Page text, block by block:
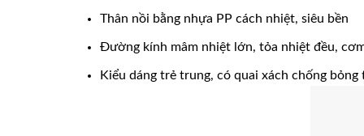
Thân nồi bằng nhựa PP cách nhiệt, siêu bền
Đường kính mâm nhiệt lớn, tỏa nhiệt đều,
Kiểu dáng trẻ trung, có quai xách chống bỏng